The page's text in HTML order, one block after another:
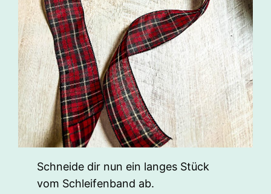
Schneide dir nun ein langes Stück
vom Schleifenband ab.